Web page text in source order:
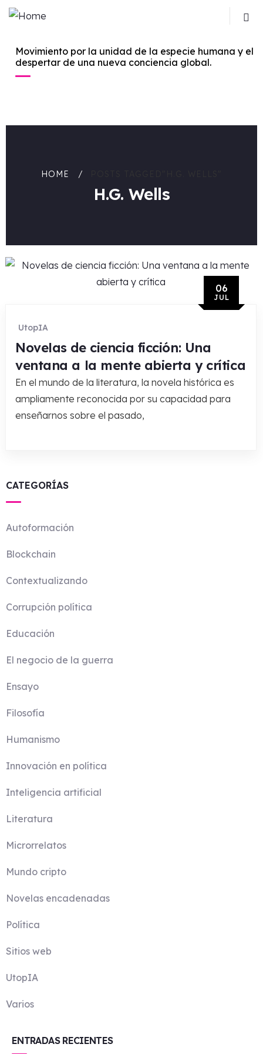
Movimiento por la unidad de la especie humana y el
despertar de una nueva conciencia global.
HOME
H.G. Wells
06
JUL
UtopIA
Novelas de ciencia ficción: Una
ventana a la mente abierta y crítica
En el mundo de la literatura, la novela histórica es
ampliamente reconocida por su capacidad para
enseñarnos sobre el pasado,
CATEGORÍAS
Autoformación
Blockchain
Contextualizando
Corrupción política
Educación
El negocio de la guerra
Ensayo
Filosofía
Humanismo
Innovación en política
Inteligencia artificial
Literatura
Microrrelatos
Mundo cripto
Novelas encadenadas
Política
Sitios web
UtopIA
Varios
ENTRADAS RECIENTES